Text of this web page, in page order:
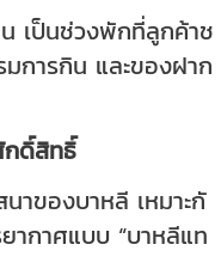
เป็นช่วงพักที่ลูกค้าช
มการกิน และของฝาก
ดิ์สิทธิ์
าของบาหลี เหมาะกั
ากาศแบบ “บาหลีแท